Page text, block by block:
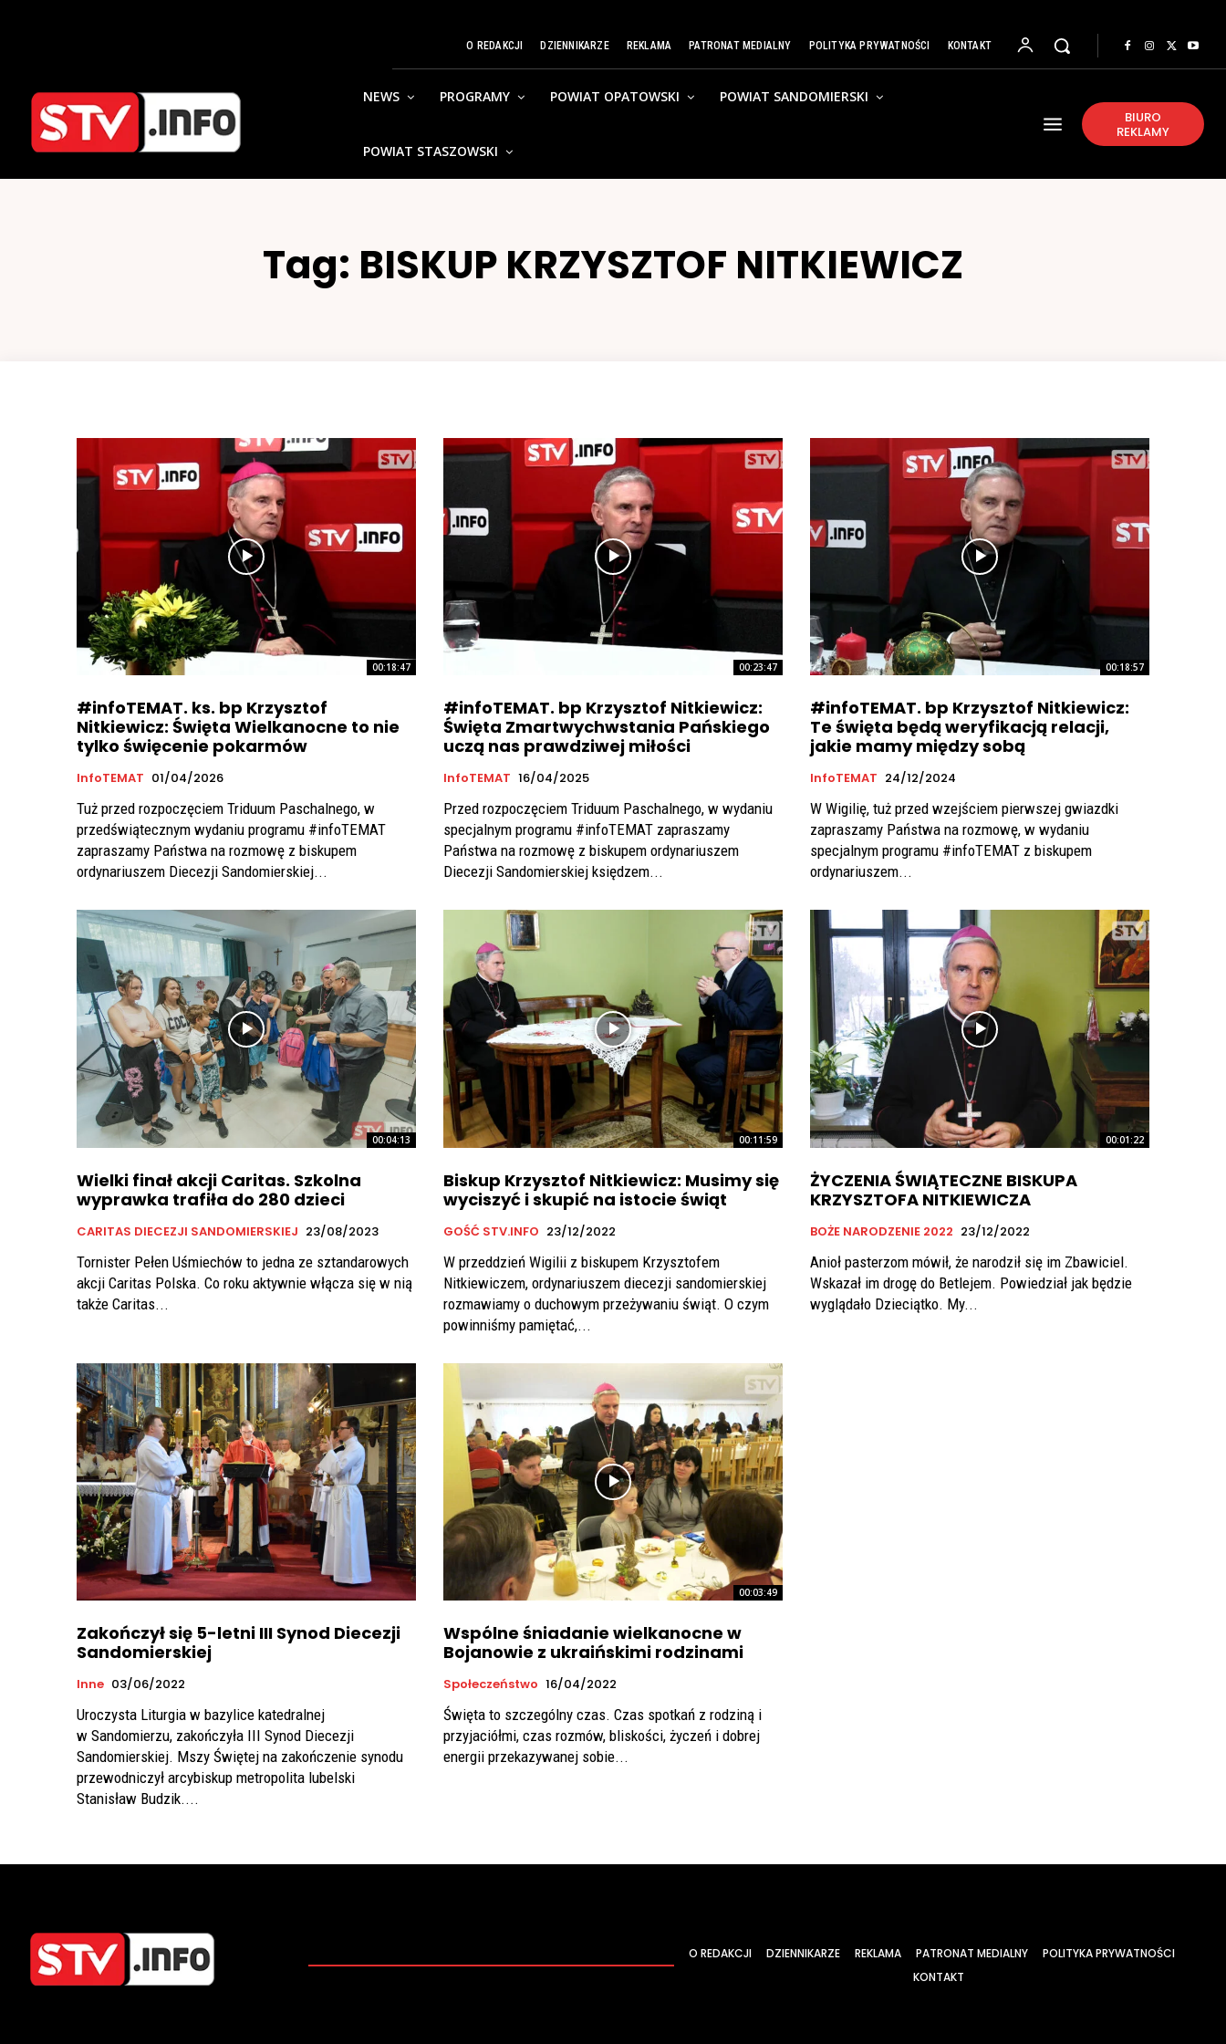
O REDAKCJI DZIENNIKARZE REKLAMA PATRONAT MEDIALNY POLITYKA PRYWATNOŚCI KONTAKT
NEWS PROGRAMY POWIAT OPATOWSKI POWIAT SANDOMIERSKI
POWIAT STASZOWSKI
BIURO
REKLAMY
Tag: BISKUP KRZYSZTOF NITKIEWICZ
00:18:47
#infoTEMAT. ks. bp Krzysztof
Nitkiewicz: Święta Wielkanocne to nie
tylko święcenie pokarmów
InfoTEMAT 01/04/2026
Tuż przed rozpoczęciem Triduum Paschalnego, w
przedświątecznym wydaniu programu #infoTEMAT
zapraszamy Państwa na rozmowę z biskupem
ordynariuszem Diecezji Sandomierskiej...
00:23:47
#infoTEMAT. bp Krzysztof Nitkiewicz:
Święta Zmartwychwstania Pańskiego
uczą nas prawdziwej miłości
InfoTEMAT 16/04/2025
Przed rozpoczęciem Triduum Paschalnego, w wydaniu
specjalnym programu #infoTEMAT zapraszamy
Państwa na rozmowę z biskupem ordynariuszem
Diecezji Sandomierskiej księdzem...
00:18:57
#infoTEMAT. bp Krzysztof Nitkiewicz:
Te święta będą weryfikacją relacji,
jakie mamy między sobą
InfoTEMAT 24/12/2024
W Wigilię, tuż przed wzejściem pierwszej gwiazdki
zapraszamy Państwa na rozmowę, w wydaniu
specjalnym programu #infoTEMAT z biskupem
ordynariuszem...
00:04:13
Wielki finał akcji Caritas. Szkolna
wyprawka trafiła do 280 dzieci
CARITAS DIECEZJI SANDOMIERSKIEJ 23/08/2023
Tornister Pełen Uśmiechów to jedna ze sztandarowych
akcji Caritas Polska. Co roku aktywnie włącza się w nią
także Caritas...
00:11:59
Biskup Krzysztof Nitkiewicz: Musimy się
wyciszyć i skupić na istocie świąt
GOŚĆ STV.INFO 23/12/2022
W przeddzień Wigilii z biskupem Krzysztofem
Nitkiewiczem, ordynariuszem diecezji sandomierskiej
rozmawiamy o duchowym przeżywaniu świąt. O czym
powinniśmy pamiętać,...
00:01:22
ŻYCZENIA ŚWIĄTECZNE BISKUPA
KRZYSZTOFA NITKIEWICZA
BOŻE NARODZENIE 2022 23/12/2022
Anioł pasterzom mówił, że narodził się im Zbawiciel.
Wskazał im drogę do Betlejem. Powiedział jak będzie
wyglądało Dzieciątko. My...
Zakończył się 5-letni III Synod Diecezji
Sandomierskiej
Inne 03/06/2022
Uroczysta Liturgia w bazylice katedralnej
w Sandomierzu, zakończyła III Synod Diecezji
Sandomierskiej. Mszy Świętej na zakończenie synodu
przewodniczył arcybiskup metropolita lubelski
Stanisław Budzik....
00:03:49
Wspólne śniadanie wielkanocne w
Bojanowie z ukraińskimi rodzinami
Społeczeństwo 16/04/2022
Święta to szczególny czas. Czas spotkań z rodziną i
przyjaciółmi, czas rozmów, bliskości, życzeń i dobrej
energii przekazywanej sobie...
O REDAKCJI DZIENNIKARZE REKLAMA PATRONAT MEDIALNY
POLITYKA PRYWATNOŚCI
KONTAKT